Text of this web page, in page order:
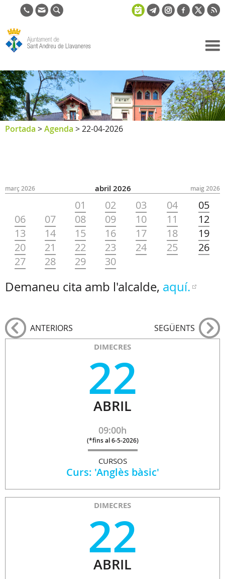
de Sant
Andreu de
Llavaneres
Portada >Agenda >22-04-2026
març 2026 maig 2026
abril 2026
01 02 03 04
05
06
07 08 09 10 11
12
13
14 15 16 17 18
19
20
21 22 23 24 25
26
27
28 29 30
Demaneu cita amb l'alcalde, aquí.
ANTERIORS SEGÜENTS
DIMECRES
22
ABRIL
09:00h
(*fins al 6-5-2026)
CURSOS
Curs: 'Anglès bàsic'
DIMECRES
22
ABRIL